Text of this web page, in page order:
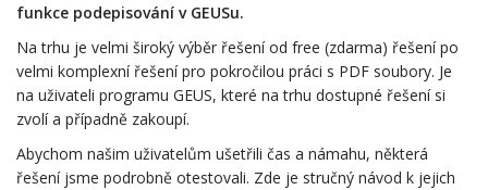
funkce podepisování v GEUSu.
Na trhu je velmi široký výběr řešení od free (zdarma) řešení po
velmi komplexní řešení pro pokročilou práci s PDF soubory. Je
na uživateli programu GEUS, které na trhu dostupné řešení si
zvolí a případně zakoupí.
Abychom našim uživatelům ušetřili čas a námahu, některá
řešení jsme podrobně otestovali. Zde je stručný návod k jejich